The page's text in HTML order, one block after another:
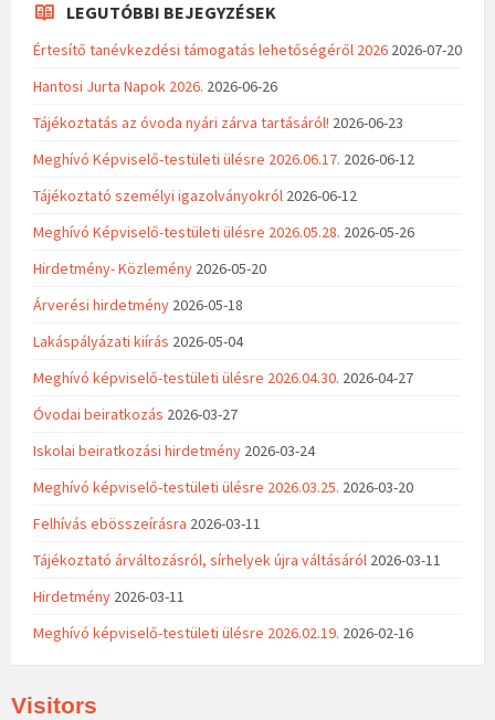
LEGUTÓBBI BEJEGYZÉSEK
Értesítő tanévkezdési támogatás lehetőségéről 2026 2026-07-20
Hantosi Jurta Napok 2026. 2026-06-26
Tájékoztatás az óvoda nyári zárva tartásáról! 2026-06-23
Meghívó Képviselő-testületi ülésre 2026.06.17. 2026-06-12
Tájékoztató személyi igazolványokról 2026-06-12
Meghívó Képviselő-testületi ülésre 2026.05.28. 2026-05-26
Hirdetmény- Közlemény 2026-05-20
Árverési hirdetmény 2026-05-18
Lakáspályázati kiírás 2026-05-04
Meghívó képviselő-testületi ülésre 2026.04.30. 2026-04-27
Óvodai beiratkozás 2026-03-27
Iskolai beiratkozási hirdetmény 2026-03-24
Meghívó képviselő-testületi ülésre 2026.03.25. 2026-03-20
Felhívás ebösszeírásra 2026-03-11
Tájékoztató árváltozásról, sírhelyek újra váltásáról 2026-03-11
Hirdetmény 2026-03-11
Meghívó képviselő-testületi ülésre 2026.02.19. 2026-02-16
Visitors